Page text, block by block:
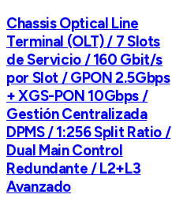
Chassis Optical Line
Terminal (OLT) / 7 Slots
de Servicio / 160 Gbit/s
por Slot / GPON 2.5Gbps
+ XGS-PON 10Gbps /
Gestión Centralizada
DPMS / 1:256 Split Ratio /
Dual Main Control
Redundante / L2+L3
Avanzado